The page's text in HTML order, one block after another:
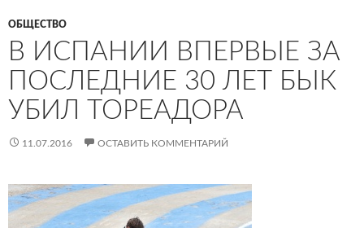
ОБЩЕСТВО
В ИСПАНИИ ВПЕРВЫЕ ЗА
ПОСЛЕДНИЕ 30 ЛЕТ БЫК
УБИЛ ТОРЕАДОРА
11.07.2016 ОСТАВИТЬ КОММЕНТАРИЙ